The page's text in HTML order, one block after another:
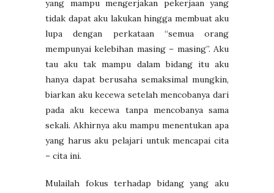
yang mampu mengerjakan pekerjaan yang
tidak dapat aku lakukan hingga membuat aku
lupa dengan perkataan “semua orang
mempunyai kelebihan masing – masing”. Aku
tau aku tak mampu dalam bidang itu aku
hanya dapat berusaha semaksimal mungkin,
biarkan aku kecewa setelah mencobanya dari
pada aku kecewa tanpa mencobanya sama
sekali. Akhirnya aku mampu menentukan apa
yang harus aku pelajari untuk mencapai cita
– cita ini.
Mulailah fokus terhadap bidang yang aku